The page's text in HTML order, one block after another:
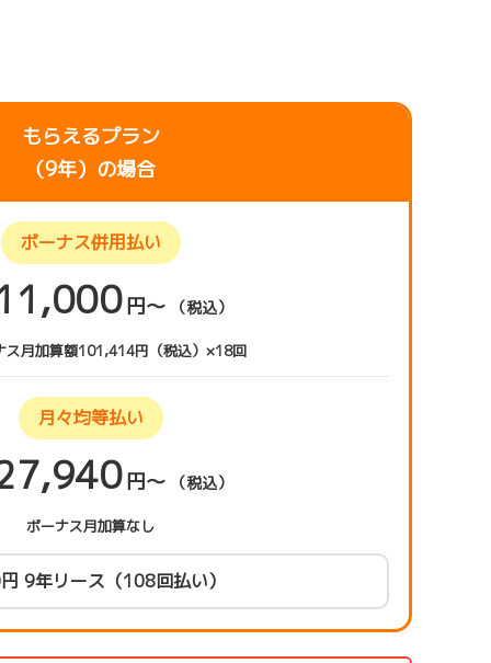
もらえるプラン
（9年）の場合
ボーナス併用払い
円〜 （税込）
ス月加算額101,414円（税込）×18回
月々均等払い
円〜 （税込）
ボーナス月加算なし
9年リース（108回払い）